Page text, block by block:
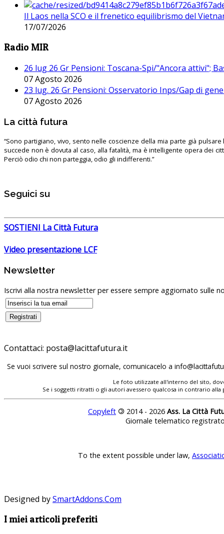
Il Laos nella SCO e il frenetico equilibrismo del
17/07/2026
Radio MIR
26 lug 26 Gr Pensioni: Toscana-Spi/"Ancora attivi";
07 Agosto 2026
23 lug. 26 Gr Pensioni: Osservatorio Inps/Gap di
07 Agosto 2026
La città futura
“Sono partigiano, vivo, sento nelle coscienze della mia parte già pulsare
succede non è dovuta al caso, alla fatalità, ma è intelligente opera dei
Perciò odio chi non parteggia, odio gli indifferenti.”
Seguici su
SOSTIENI La Città Futura
Video presentazione LCF
Newsletter
Iscrivi alla nostra newsletter per essere sempre aggiornato sulle
Contattaci:
Se vuoi scrivere sul nostro giornale, comunicacelo a
Le foto utilizzate all'interno del sito,
Se i soggetti ritratti o gli autori avessero qualcosa in contrario
Copyleft © 2014 - 2026 Ass. La Città
Giornale telematico
To the extent possible under law,
Designed bySmartAddons.Com
I miei articoli preferiti